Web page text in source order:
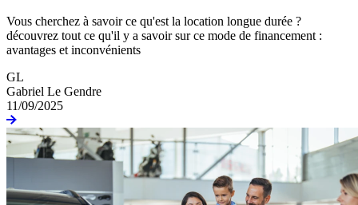
Vous cherchez à savoir ce qu'est la location longue durée ?
découvrez tout ce qu'il y a savoir sur ce mode de financement :
avantages et inconvénients
GL
Gabriel Le Gendre
11/09/2025